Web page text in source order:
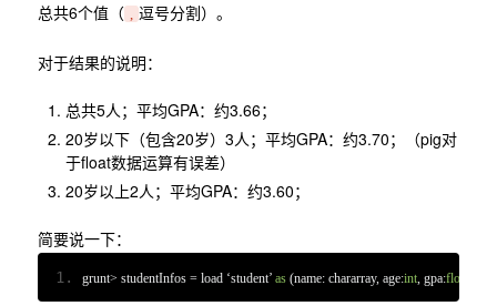
总共6个值（ 逗号分割）。
对于结果的说明：
总共5人；平均GPA：约3.66；
20岁以下（包含20岁）3人；平均GPA：约3.70；（pig对
于float数据运算有误差）
20岁以上2人；平均GPA：约3.60；
简要说一下：
grunt> studentInfos = load ‘student’ as (name: chararray, age:int, gpa:float